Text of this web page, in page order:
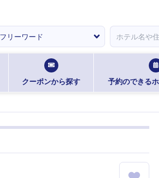
クーポンから探す 予約のできる